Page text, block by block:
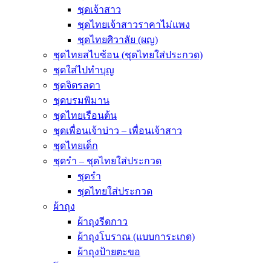
ชุดเจ้าสาว
ชุดไทยเจ้าสาวราคาไม่แพง
ชุดไทยศิวาลัย (ผญ)
ชุดไทยสไบซ้อน (ชุดไทยใส่ประกวด)
ชุดใส่ไปทำบุญ
ชุดจิตรลดา
ชุดบรมพิมาน
ชุดไทยเรือนต้น
ชุดเพื่อนเจ้าบ่าว – เพื่อนเจ้าสาว
ชุดไทยเด็ก
ชุดรำ – ชุดไทยใส่ประกวด
ชุดรำ
ชุดไทยใส่ประกวด
ผ้าถุง
ผ้าถุงรีดกาว
ผ้าถุงโบราณ (แบบการะเกด)
ผ้าถุงป้ายตะขอ